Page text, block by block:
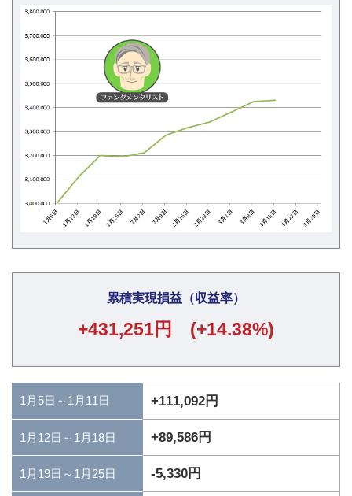
累積実現損益（収益率）
+431,251円 (+14.38%)
1月5日～1月11日 +111,092円
1月12日～1月18日 +89,586円
1月19日～1月25日 -5,330円